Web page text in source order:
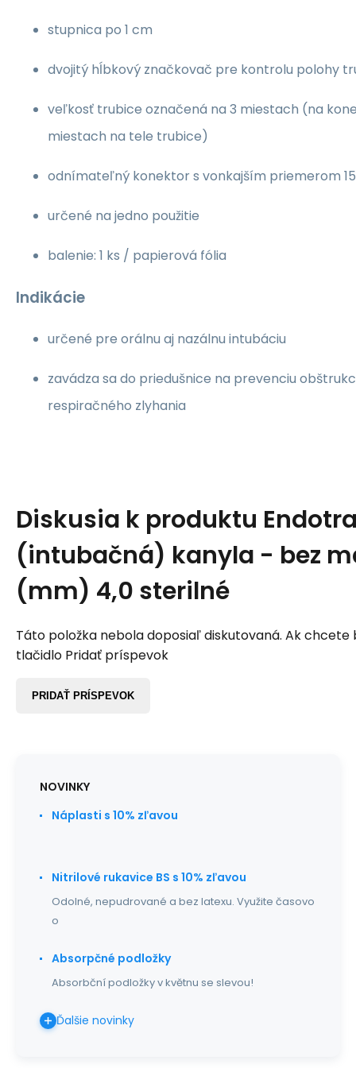
stupnica po 1 cm
dvojitý hĺbkový značkovač pre kontrolu polohy
veľkosť trubice označená na 3 miestach (na
miestach na tele trubice)
odnímateľný konektor s vonkajším priemerom
určené na jedno použitie
balenie: 1 ks / papierová fólia
Indikácie
určené pre orálnu aj nazálnu intubáciu
zavádza sa do priedušnice na prevenciu
respiračného zlyhania
Diskusia k produktu
(intubačná) kanyla - bez
(mm) 4,0 sterilné
Táto položka nebola doposiaľ diskutovaná. Ak chcete
tlačidlo Pridať príspevok
PRIDAŤ PRÍSPEVOK
NOVINKY
Náplasti s 10% zľavou
Nitrilové rukavice BS s 10% zľavou
Odolné, nepudrované a bez latexu. Využite časovo
o
Absorpčné podložky
Absorbční podložky v květnu se slevou!
Ďalšie novinky